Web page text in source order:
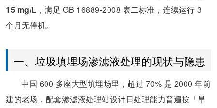
15 mg/L ，满足 GB 16889-2008 表二标准，连续运行 3
个月无停机。
一、垃圾填埋场渗滤液处理的现状与隐患
中国 600 多座大型填埋场里，超过 70% 是 2000 年前
建的老场，配套渗滤液处理站设计日处理能力普遍按「旱